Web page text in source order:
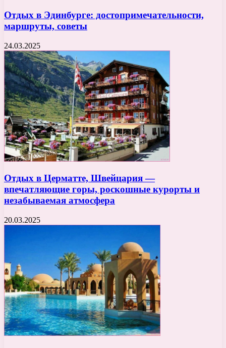
Отдых в Эдинбурге: достопримечательности,
маршруты, советы
24.03.2025
Отдых в Церматте, Швейцария —
впечатляющие горы, роскошные курорты и
незабываемая атмосфера
20.03.2025